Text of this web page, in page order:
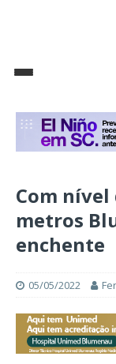
Com nível
metros
enchente
05/05/2022